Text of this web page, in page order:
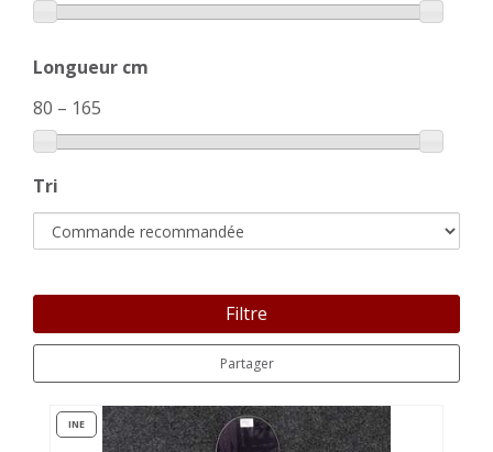
Longueur cm
80 – 165
Tri
Filtre
Partager
INE